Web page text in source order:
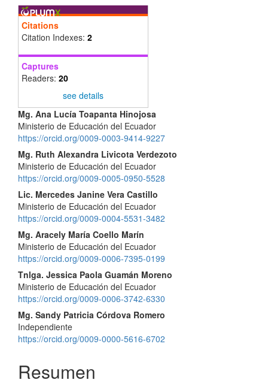
Citations
Citation Indexes: 2
Captures
Readers: 20
see details
Contenido
principal
del
artículo
Mg. Ana Lucía Toapanta Hinojosa
Ministerio de Educación del Ecuador
https://orcid.org/0009-0003-9414-9227
Mg. Ruth Alexandra Livicota Verdezoto
Ministerio de Educación del Ecuador
https://orcid.org/0009-0005-0950-5528
Lic. Mercedes Janine Vera Castillo
Ministerio de Educación del Ecuador
https://orcid.org/0009-0004-5531-3482
Mg. Aracely María Coello Marín
Ministerio de Educación del Ecuador
https://orcid.org/0009-0006-7395-0199
Tnlga. Jessica Paola Guamán Moreno
Ministerio de Educación del Ecuador
https://orcid.org/0009-0006-3742-6330
Mg. Sandy Patricia Córdova Romero
Independiente
https://orcid.org/0009-0000-5616-6702
Resumen